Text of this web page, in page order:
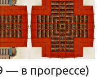
— в прогрессе)